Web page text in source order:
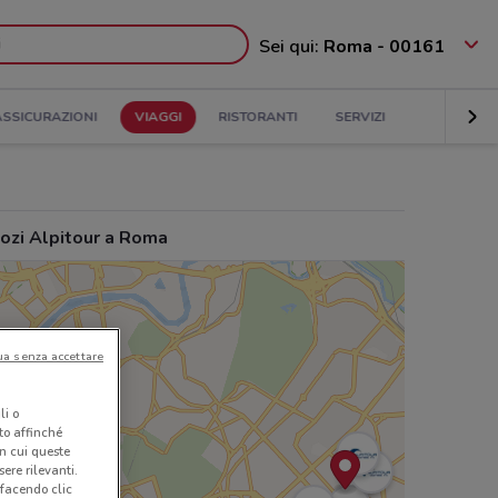
Sei qui: Roma - 00161
VIAGGI RISTORANTI SERVIZI
Alpitour a Roma
o
affinché
cui queste
rilevanti.
clic
senza accettare